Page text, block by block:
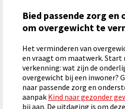
Bied passende zorg en
om overgewicht te
Het verminderen van
en vraagt om maatwerk. Start
verkenning: wat zijn de
overgewicht bij een inwoner?
naar passende zorg en
aanpak Kind naar gezonder
bij aan. De uitdaging is om